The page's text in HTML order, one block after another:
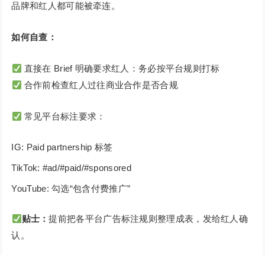
品牌和红人都可能被牵连。
如何自查：
直接在 Brief 明确要求红人：务必按平台规则打标
合作前检查红人过往商业合作是否合规
常见平台标注要求：
IG: Paid partnership 标签
TikTok: #ad/#paid/#sponsored
YouTube: 勾选“包含付费推广”
贴士：提前把各平台广告标注规则整理成表，发给红人确
认。